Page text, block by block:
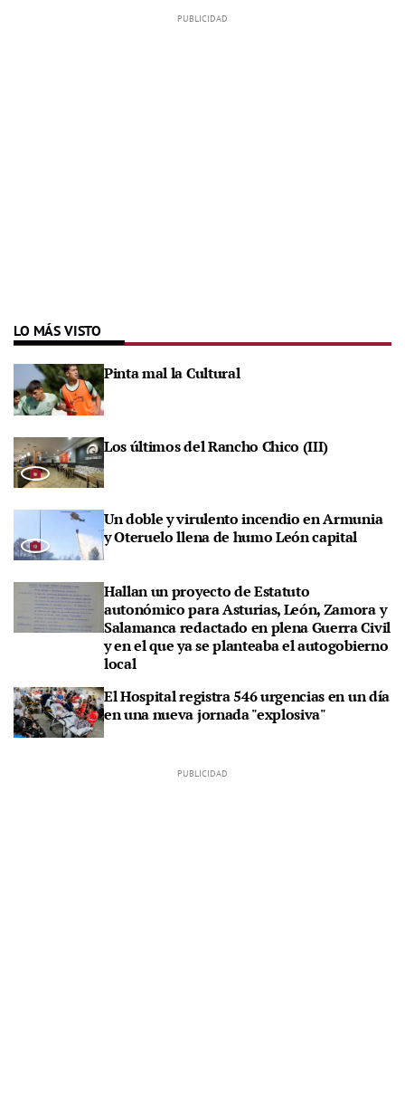
LO MÁS VISTO
Pinta mal la Cultural
Los últimos del Rancho Chico (III)
Un doble y virulento incendio en Armunia
y Oteruelo llena de humo León capital
Hallan un proyecto de Estatuto
autonómico para Asturias, León, Zamora y
Salamanca redactado en plena Guerra Civil
y en el que ya se planteaba el autogobierno
local
El Hospital registra 546 urgencias en un día
en una nueva jornada "explosiva"